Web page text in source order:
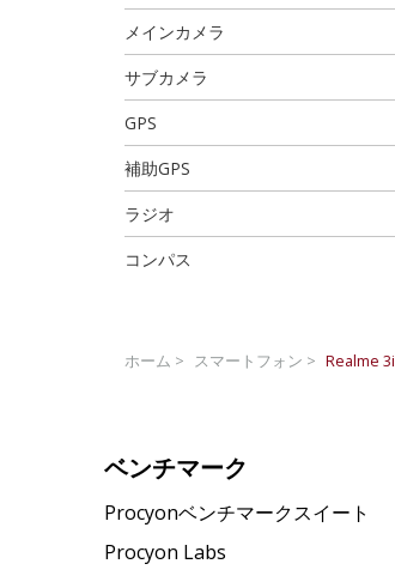
メインカメラ
サブカメラ
GPS
補助GPS
ラジオ
コンパス
ホーム > スマートフォン > Realme 3i
ベンチマーク
Procyonベンチマークスイート
Procyon Labs